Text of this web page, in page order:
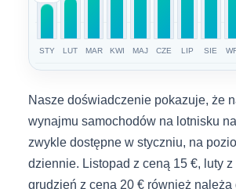
STY LUT MAR KWI MAJ CZE LIP SIE
Nasze doświadczenie pokazuje, że
wynajmu samochodów na lotnisku
zwykle dostępne w styczniu, na
dziennie. Listopad z ceną 15 €, luty z
grudzień z ceną 20 € również należą